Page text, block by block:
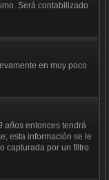
Será contabilizado
en muy poco
años entonces tendrá
esta información se le
capturada por un filtro